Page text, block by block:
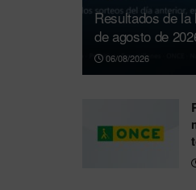
Resultados de
de agosto de
06/08/2026